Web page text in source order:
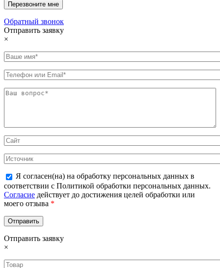
Обратный звонок
Отправить заявку
×
Я согласен(на) на обработку персональных данных в
соответствии с Политикой обработки персональных данных.
Согласие действует до достижения целей обработки или
моего отзыва *
Отправить заявку
×